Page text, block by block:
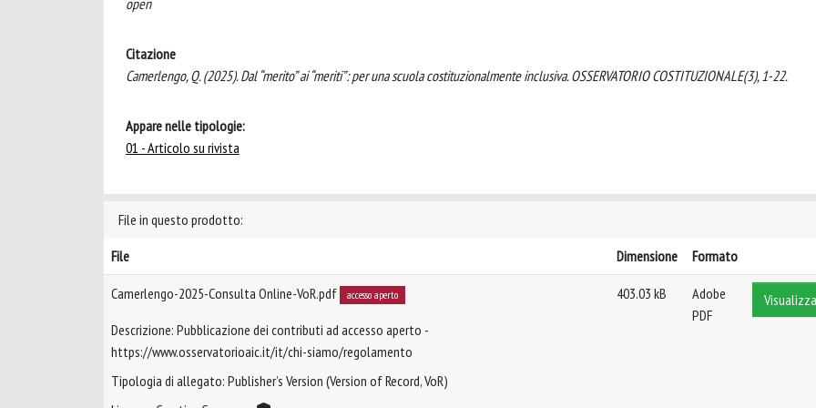
Citazione
Camerlengo, Q. (2025). Dal “merito” ai “meriti”: per una scuola costituzionalmente inclusiva. OSSERVATORIO COSTITUZIONALE(3), 1-22.
Appare nelle tipologie:
01 - Articolo su rivista
File in questo prodotto:
File
Dimensione Formato
Camerlengo-2025-Consulta Online-VoR.pdf accesso aperto
Descrizione: Pubblicazione dei contributi ad accesso aperto -
https://www.osservatorioaic.it/it/chi-siamo/regolamento
Tipologia di allegato: Publisher’s Version (Version of Record, VoR)
403.03 kB
Adobe
PDF